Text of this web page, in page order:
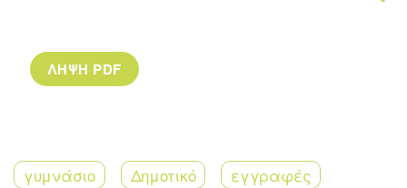
γυμνάσιο Δημοτικό
εγγραφές